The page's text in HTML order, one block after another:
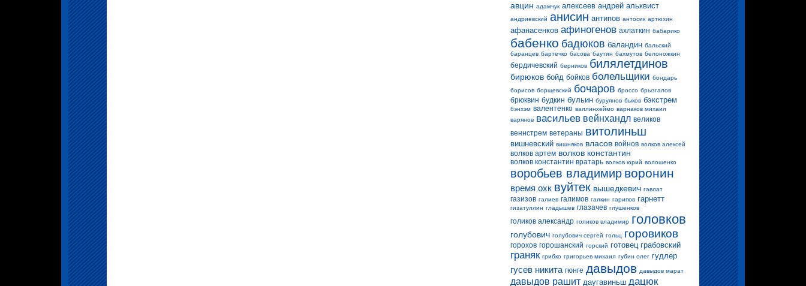
авцин адамчук алексеев андрей альквист
андриевский анисин антипов антосик артюхин
афанасенков афиногенов ахлаткин бабарико
бабенко бадюков баландин бальский
баранцев бартечко басова баутин бахмутов белоножкин
бердичевский берников билялетдинов
бирюков бойд бойков болельщики бондарь
борисов борщевский бочаров броссо брызгалов
брюквин будкин бульин буруянов быков бэкстрем
бэнхэм валентенко валлинхеймо варнаков михаил
варянов васильев вейнхандл великов
веннстрем ветераны витолиньш
вишневский вишняков власов войнов волков алексей
волков артем волков константин
волков константин вратарь волков юрий волошенко
воробьев владимир воронин
время охк вуйтек вышедкевич гавлат
газизов галиев галимов галкин гарипов гарнетт
гизатуллин гладышев глазачев глушенков
голиков александр голиков владимир головков
голубович голубович сергей гольц горовиков
горохов горошанский горский готовец грабовский
граняк грибко григорьев михаил губин олег гудлер
гусев никита гюнге давыдов давыдов марат
давыдов рашит даугавиньш дацюк